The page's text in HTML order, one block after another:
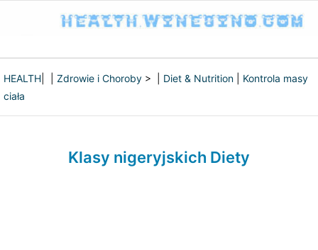
HEALTH Zdrowie i Choroby > | Diet & Nutrition
Kontrola masy
ciała
Klasy nigeryjskich Diety